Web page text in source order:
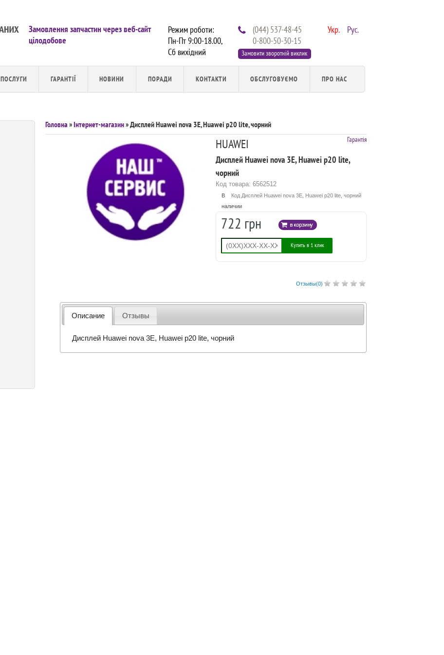
Укр. Рус.
(044) 537-48-45
0-800-50-30-15
Замовити зворотній виклик
Режим роботи:
Пн-Пт 9:00-18.00,
Сб вихiдний
Замовлення запчастин через веб-сайт
цілодобове
ПОСЛУГИ ГАРАНТІЇ НОВИНИ ПОРАДИ КОНТАКТИ ОБСЛУГОВУЄМО ПРО НАС
Головна »Інтернет-магазин» Дисплей Huawei nova 3E, Huawei p20 lite, чорний
Гарантія
HUAWEI
Дисплей Huawei nova 3E, Huawei p20 lite,
чорний
Код товара: 6562512
Код Дисплей Huawei nova 3E, Huawei p20 lite, чорний
В
наличии
722 грн
Купить в 1 клик
Отзывы(0)
Описание Отзывы
Дисплей Huawei nova 3E, Huawei p20 lite, чорний